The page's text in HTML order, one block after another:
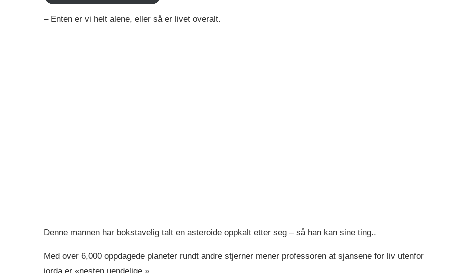
– Enten er vi helt alene, eller så er livet overalt.
Denne mannen har bokstavelig talt en asteroide oppkalt etter seg – så han kan sine ting..
Med over 6,000 oppdagede planeter rundt andre stjerner mener professoren at sjansene for liv utenfor
jorda er «nesten uendelige.»